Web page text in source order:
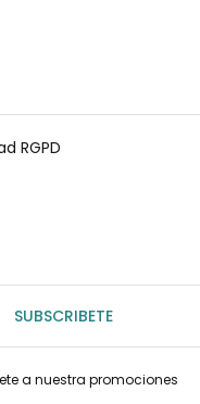
RGPD
SUBSCRIBETE
a nuestra promociones